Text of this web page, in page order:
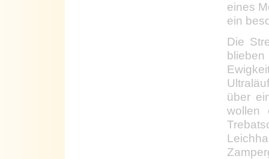
eines
ein
Die
über
wollen